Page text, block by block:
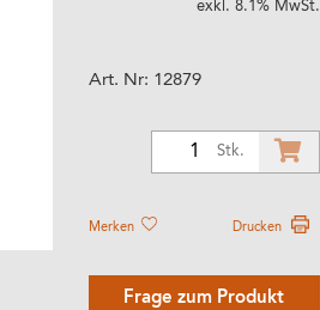
exkl. 8.1% MwSt.
Art. Nr: 12879
Stk.
Merken Drucken
Frage zum Produkt